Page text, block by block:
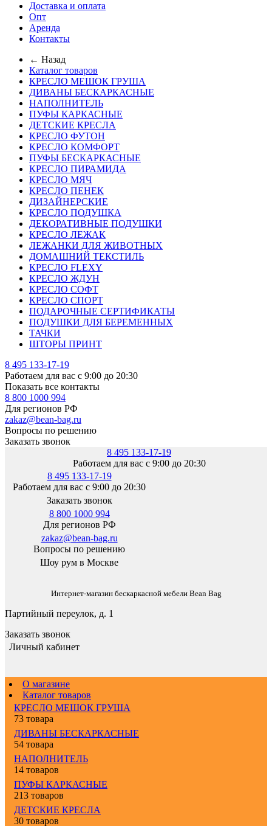
Доставка и оплата
Опт
Аренда
Контакты
← Назад
Каталог товаров
КРЕСЛО МЕШОК ГРУША
ДИВАНЫ БЕСКАРКАСНЫЕ
НАПОЛНИТЕЛЬ
ПУФЫ КАРКАСНЫЕ
ДЕТСКИЕ КРЕСЛА
КРЕСЛО ФУТОН
КРЕСЛО КОМФОРТ
ПУФЫ БЕСКАРКАСНЫЕ
КРЕСЛО ПИРАМИДА
КРЕСЛО МЯЧ
КРЕСЛО ПЕНЕК
ДИЗАЙНЕРСКИЕ
КРЕСЛО ПОДУШКА
ДЕКОРАТИВНЫЕ ПОДУШКИ
КРЕСЛО ЛЕЖАК
ЛЕЖАНКИ ДЛЯ ЖИВОТНЫХ
ДОМАШНИЙ ТЕКСТИЛЬ
КРЕСЛО FLEXY
КРЕСЛО ЖДУН
КРЕСЛО СОФТ
КРЕСЛО СПОРТ
ПОДАРОЧНЫЕ СЕРТИФИКАТЫ
ПОДУШКИ ДЛЯ БЕРЕМЕННЫХ
ТАЧКИ
ШТОРЫ ПРИНТ
8 495 133-17-19
Работаем для вас с 9:00 до 20:30
Показать все контакты
8 800 1000 994
Для регионов РФ
zakaz@bean-bag.ru
Вопросы по решению
Заказать звонок
8 495 133-17-19
Работаем для вас с 9:00 до 20:30
8 495 133-17-19
Работаем для вас с 9:00 до 20:30
Заказать звонок
8 800 1000 994
Для регионов РФ
zakaz@bean-bag.ru
Вопросы по решению
Шоу рум в Москве
Интернет-магазин бескаркасной мебели Bean Bag
Партийный переулок, д. 1
Заказать звонок
Личный кабинет
О магазине
Каталог товаров
КРЕСЛО МЕШОК ГРУША
73 товара
ДИВАНЫ БЕСКАРКАСНЫЕ
54 товара
НАПОЛНИТЕЛЬ
14 товаров
ПУФЫ КАРКАСНЫЕ
213 товаров
ДЕТСКИЕ КРЕСЛА
30 товаров